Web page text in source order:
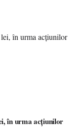
în urma acțiunilor